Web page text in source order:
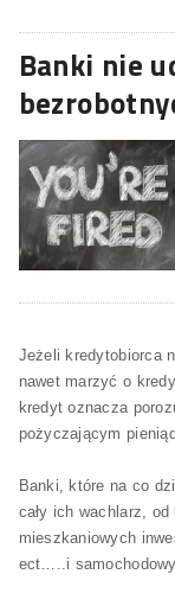
Banki nie
Jeżeli kredytobiorca
nawet marzyć o
kredyt oznacza
pożyczającym
Banki, które na co
cały ich wachlarz,
mieszkaniowych
ect…..i